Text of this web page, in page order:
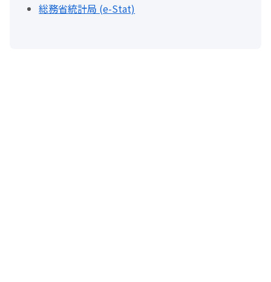
総務省統計局 (e-Stat)